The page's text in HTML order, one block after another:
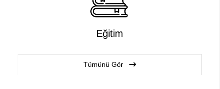
Eğitim
Tümünü Gör